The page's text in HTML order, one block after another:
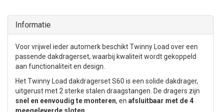
Informatie
Voor vrijwel ieder automerk beschikt Twinny Load over een
passende dakdragerset, waarbij kwaliteit wordt gekoppeld
aan functionaliteit en design.
Het Twinny Load dakdragerset S60 is een solide dakdrager,
uitgerust met 2 sterke stalen draagstangen. De dragers zijn
snel en eenvoudig te monteren, en afsluitbaar met de 4